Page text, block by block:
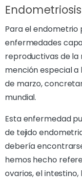
Para el endometrio
enfermedades
reproductivas de la
mención especial a
de marzo,
mundial.
Esta enfermedad
de tejido
debería
hemos hecho
ovarios, el